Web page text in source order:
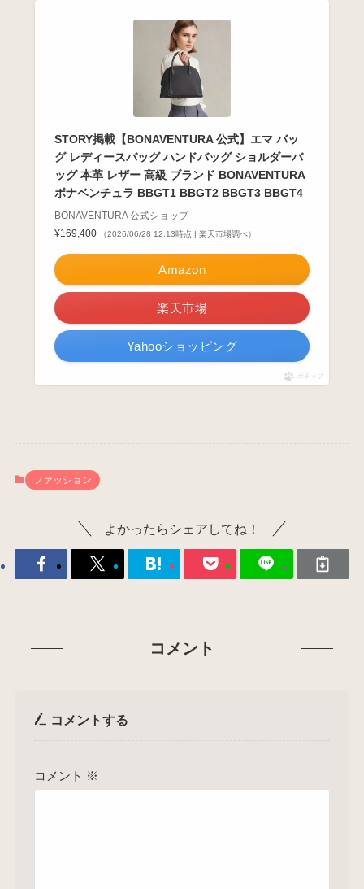
STORY掲載【BONAVENTURA 公式】エマ バッ
グ レディースバッグ ハンドバッグ ショルダーバ
ッグ 本革 レザー 高級 ブランド BONAVENTURA
ボナベンチュラ BBGT1 BBGT2 BBGT3 BBGT4
BONAVENTURA 公式ショップ
¥169,400
（2026/06/28 12:13時点 | 楽天市場調べ）
Amazon
楽天市場
Yahooショッピング
ポチップ
ファッション
よかったらシェアしてね！
コメント
コメントする
コメント ※